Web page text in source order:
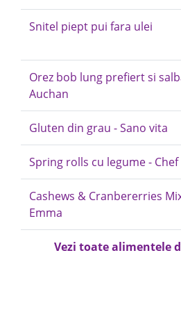
Snitel piept pui fara ulei
Orez bob lung prefiert si
Auchan
Gluten din grau - Sano vita
Spring rolls cu legume -
Cashews & Cranbererries
Emma
Vezi toate alimentele